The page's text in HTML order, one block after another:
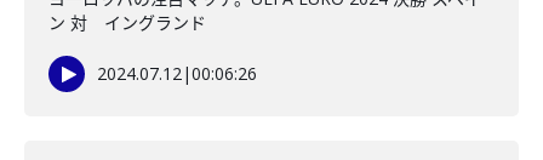
ン 対 イングランド
2024.07.12|00:06:26